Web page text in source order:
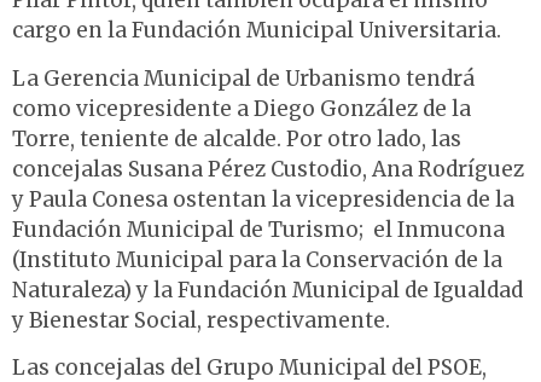
cargo en la Fundación Municipal Universitaria.
La Gerencia Municipal de Urbanismo tendrá
como vicepresidente a Diego González de la
Torre, teniente de alcalde. Por otro lado, las
concejalas Susana Pérez Custodio, Ana Rodríguez
y Paula Conesa ostentan la vicepresidencia de la
Fundación Municipal de Turismo; el Inmucona
(Instituto Municipal para la Conservación de la
Naturaleza) y la Fundación Municipal de Igualdad
y Bienestar Social, respectivamente.
Las concejalas del Grupo Municipal del PSOE,